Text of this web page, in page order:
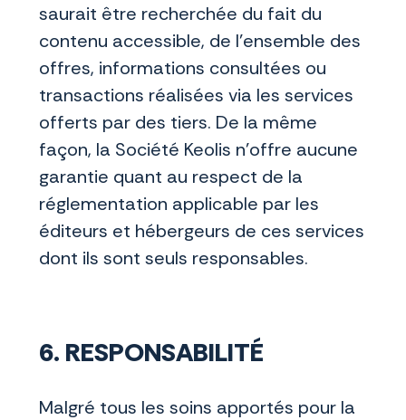
saurait être recherchée du fait du
contenu accessible, de l’ensemble des
offres, informations consultées ou
transactions réalisées via les services
offerts par des tiers. De la même
façon, la Société Keolis n’offre aucune
garantie quant au respect de la
réglementation applicable par les
éditeurs et hébergeurs de ces services
dont ils sont seuls responsables.
6. RESPONSABILITÉ
Malgré tous les soins apportés pour la